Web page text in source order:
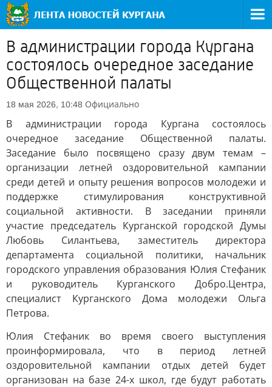
В администрации города Кургана
состоялось очередное заседание
Общественной палаты
18 мая 2026, 10:48 Официально
В администрации города Кургана состоялось
очередное заседание Общественной палаты.
Заседание было посвящено сразу двум темам –
организации летней оздоровительной кампании
среди детей и опыту решения вопросов молодежи и
поддержке стимулирования конструктивной
социальной активности. В заседании приняли
участие председатель Курганской городской Думы
Любовь Силантьева, заместитель директора
департамента социальной политики, начальник
городского управления образования Юлия Стефаник
и руководитель Курганского Добро.Центра,
специалист Курганского Дома молодежи Ольга
Петрова.
Юлия Стефаник во время своего выступления
проинформировала, что в период летней
оздоровительной кампании отдых детей будет
организован на базе 24-х школ, где будут работать